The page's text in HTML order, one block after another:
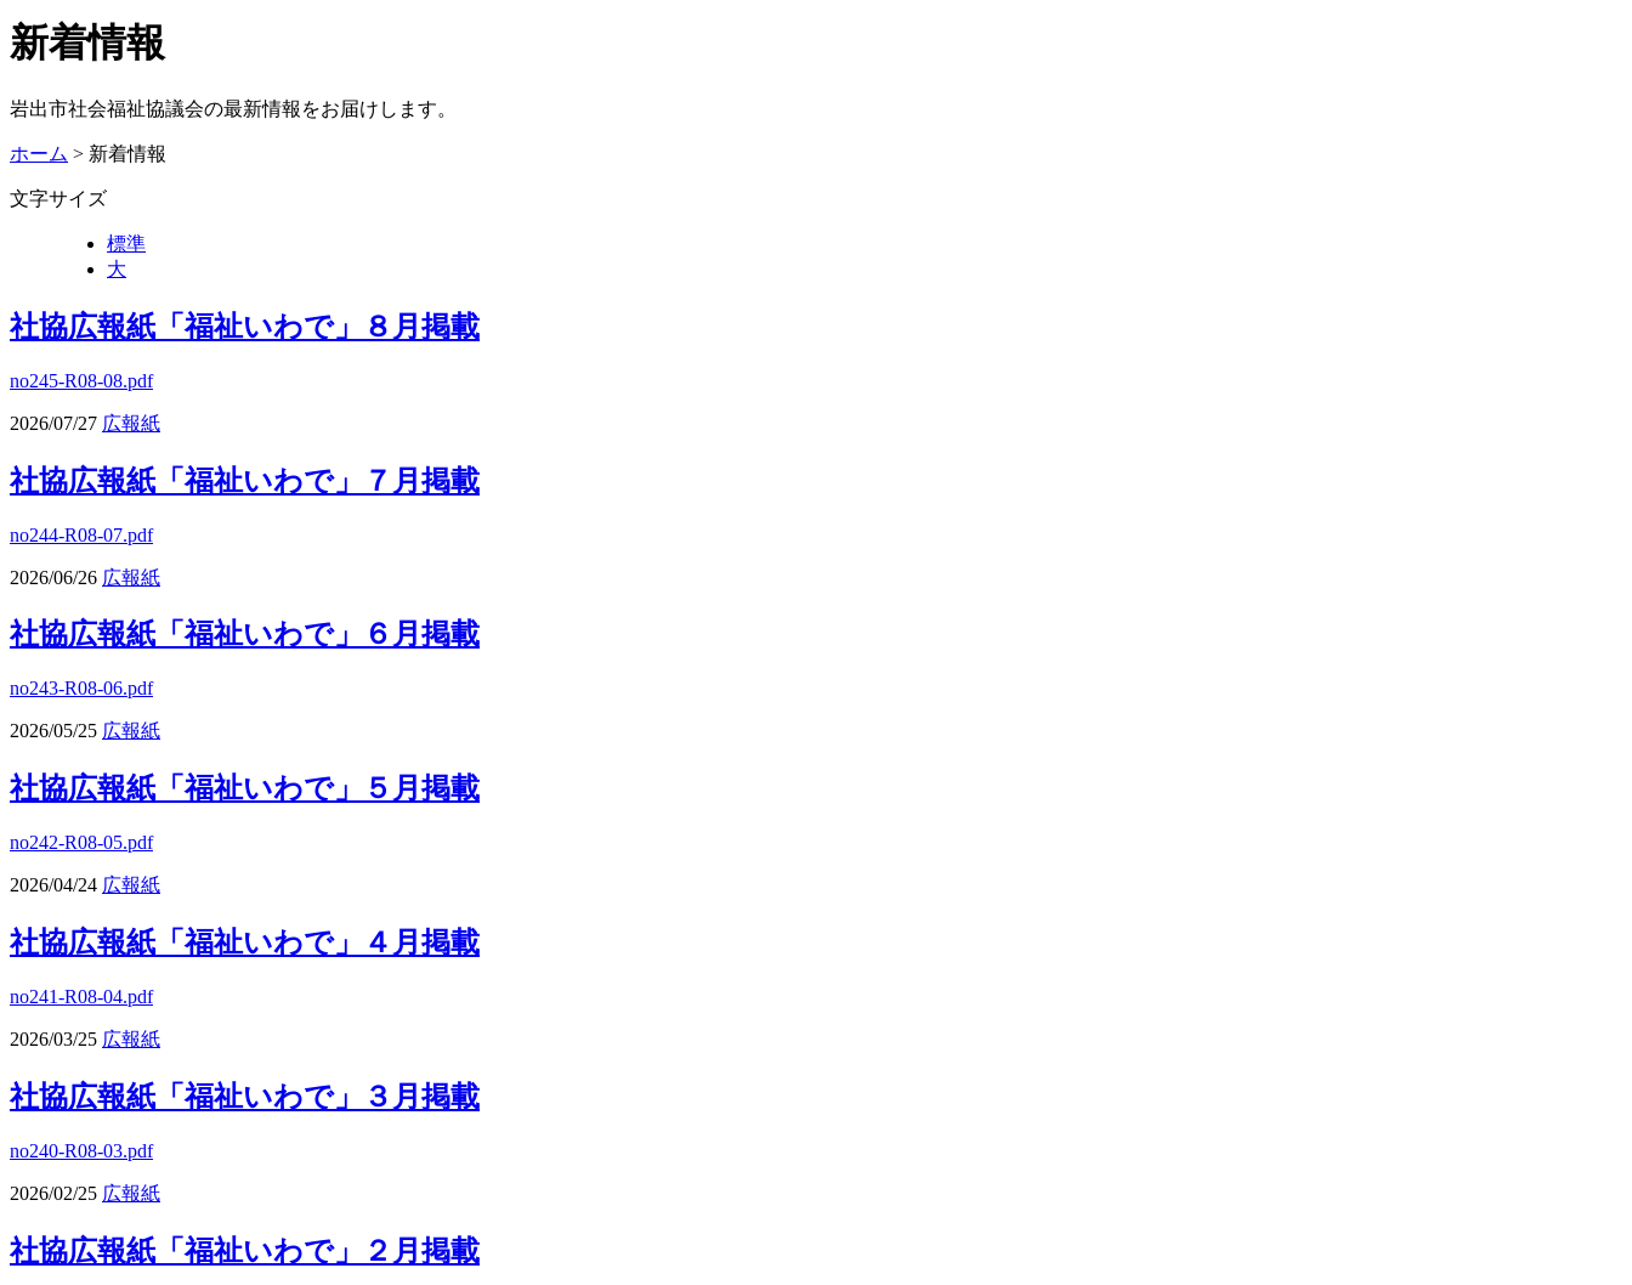
新着情報
岩出市社会福祉協議会の最新情報をお届けします。
ホーム > 新着情報
文字サイズ
標準
大
社協広報紙「福祉いわで」８月掲載
no245-R08-08.pdf
2026/07/27 広報紙
社協広報紙「福祉いわで」７月掲載
no244-R08-07.pdf
2026/06/26 広報紙
社協広報紙「福祉いわで」６月掲載
no243-R08-06.pdf
2026/05/25 広報紙
社協広報紙「福祉いわで」５月掲載
no242-R08-05.pdf
2026/04/24 広報紙
社協広報紙「福祉いわで」４月掲載
no241-R08-04.pdf
2026/03/25 広報紙
社協広報紙「福祉いわで」３月掲載
no240-R08-03.pdf
2026/02/25 広報紙
社協広報紙「福祉いわで」２月掲載